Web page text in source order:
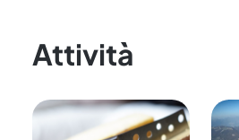
Attività